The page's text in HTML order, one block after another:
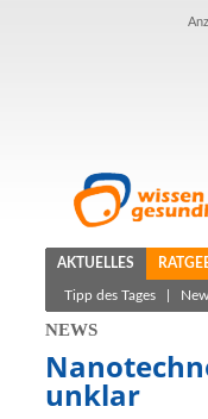
AKTUELLES
Tipp des Tages
NEWS
unklar